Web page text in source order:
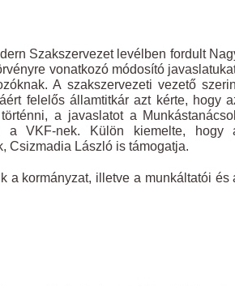
Szakszervezet levélben fordult
vonatkozó módosító
A szakszervezeti vezető
felelős államtitkár azt kérte, hogy
a javaslatot a
a VKF-nek. Külön kiemelte, hogy
Csizmadia László is támogatja.
a kormányzat, illetve a munkáltatói és